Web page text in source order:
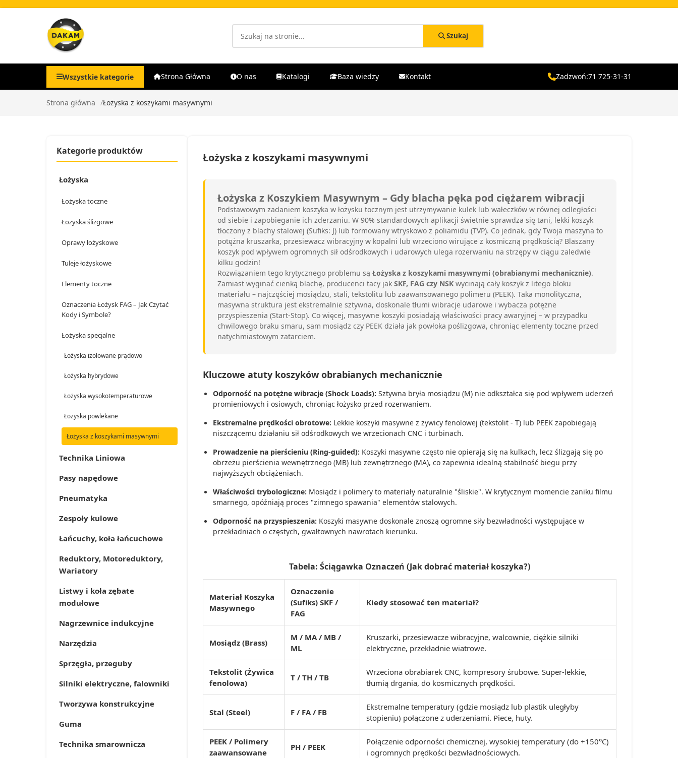
Szukaj
Wszystkie kategorie Strona Główna O nas Katalogi Baza wiedzy Kontakt Zadzwoń:71 725-31-31
Strona główna Łożyska z koszykami masywnymi
Kategorie produktów
Łożyska
Łożyska toczne
Łożyska ślizgowe
Oprawy łożyskowe
Tuleje łożyskowe
Elementy toczne
Oznaczenia Łożysk FAG – Jak Czytać
Kody i Symbole?
Łożyska specjalne
Łożyska izolowane prądowo
Łożyska hybrydowe
Łożyska wysokotemperaturowe
Łożyska powlekane
Łożyska z koszykami masywnymi
Technika Liniowa
Pasy napędowe
Pneumatyka
Zespoły kulowe
Łańcuchy, koła łańcuchowe
Reduktory, Motoreduktory,
Wariatory
Listwy i koła zębate
modułowe
Nagrzewnice indukcyjne
Narzędzia
Sprzęgła, przeguby
Silniki elektryczne, falowniki
Tworzywa konstrukcyjne
Guma
Technika smarownicza
Łożyska z koszykami masywnymi
Łożyska z Koszykiem Masywnym – Gdy blacha pęka pod ciężarem wibracji
Podstawowym zadaniem koszyka w łożysku tocznym jest utrzymywanie kulek lub wałeczków w równej odległości
od siebie i zapobieganie ich zderzaniu. W 90% standardowych aplikacji świetnie sprawdza się tani, lekki koszyk
tłoczony z blachy stalowej (Sufiks: J) lub formowany wtryskowo z poliamidu (TVP). Co jednak, gdy Twoja maszyna to
potężna kruszarka, przesiewacz wibracyjny w kopalni lub wrzeciono wirujące z kosmiczną prędkością? Blaszany
koszyk pod wpływem ogromnych sił odśrodkowych i udarowych ulega rozerwaniu na strzępy w ciągu zaledwie
kilku godzin!
Rozwiązaniem tego krytycznego problemu są Łożyska z koszykami masywnymi (obrabianymi mechanicznie).
Zamiast wyginać cienką blachę, producenci tacy jak SKF, FAG czy NSK wycinają cały koszyk z litego bloku
materiału – najczęściej mosiądzu, stali, tekstolitu lub zaawansowanego polimeru (PEEK). Taka monolityczna,
masywna struktura jest ekstremalnie sztywna, doskonale tłumi wibracje udarowe i wybacza potężne
przyspieszenia (Start-Stop). Co więcej, masywne koszyki posiadają właściwości pracy awaryjnej – w przypadku
chwilowego braku smaru, sam mosiądz czy PEEK działa jak powłoka poślizgowa, chroniąc elementy toczne przed
natychmiastowym zatarciem.
Kluczowe atuty koszyków obrabianych mechanicznie
Odporność na potężne wibracje (Shock Loads): Sztywna bryła mosiądzu (M) nie odkształca się pod wpływem uderzeń
promieniowych i osiowych, chroniąc łożysko przed rozerwaniem.
Ekstremalne prędkości obrotowe: Lekkie koszyki masywne z żywicy fenolowej (tekstolit - T) lub PEEK zapobiegają
niszczącemu działaniu sił odśrodkowych we wrzecionach CNC i turbinach.
Prowadzenie na pierścieniu (Ring-guided): Koszyki masywne często nie opierają się na kulkach, lecz ślizgają się po
obrzeżu pierścienia wewnętrznego (MB) lub zewnętrznego (MA), co zapewnia idealną stabilność biegu przy
najwyższych obciążeniach.
Właściwości trybologiczne: Mosiądz i polimery to materiały naturalnie "śliskie". W krytycznym momencie zaniku filmu
smarnego, opóźniają proces "zimnego spawania" elementów stalowych.
Odporność na przyspieszenia: Koszyki masywne doskonale znoszą ogromne siły bezwładności występujące w
przekładniach o częstych, gwałtownych nawrotach kierunku.
Tabela: Ściągawka Oznaczeń (Jak dobrać materiał koszyka?)
Materiał Koszyka
Masywnego
Oznaczenie
(Sufiks) SKF /
FAG
Kiedy stosować ten materiał?
Mosiądz (Brass)
M / MA / MB /
ML
Kruszarki, przesiewacze wibracyjne, walcownie, ciężkie silniki
elektryczne, przekładnie wiatrowe.
Tekstolit (Żywica
fenolowa)
T / TH / TB
Wrzeciona obrabiarek CNC, kompresory śrubowe. Super-lekkie,
tłumią drgania, do kosmicznych prędkości.
Stal (Steel) F / FA / FB
Ekstremalne temperatury (gdzie mosiądz lub plastik uległyby
stopieniu) połączone z uderzeniami. Piece, huty.
PEEK / Polimery
zaawansowane
PH / PEEK
Połączenie odporności chemicznej, wysokiej temperatury (do +150°C)
i ogromnych prędkości bezwładnościowych.